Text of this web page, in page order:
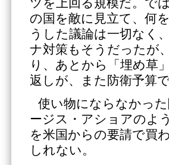
ツを上回る規模だ。で
の国を敵に見立て、何
うした議論は一切なく
ナ対策もそうだったが
り、あとから「埋め草
返しが、また防衛予算
使い物にならなかっ
ージス・アショアのよ
を米国からの要請で買
しれない。